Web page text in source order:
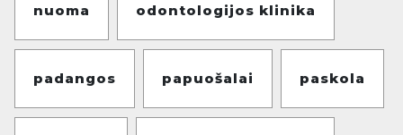
nuoma odontologijos klinika
padangos papuošalai paskola